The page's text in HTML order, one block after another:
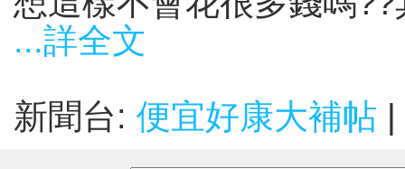
...詳全文
新聞台: 便宜好康大補帖